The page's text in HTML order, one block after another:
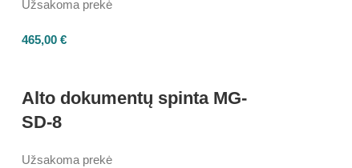
Užsakoma prekė
465,00€
Alto dokumentų spinta MG-
SD-8
Užsakoma prekė